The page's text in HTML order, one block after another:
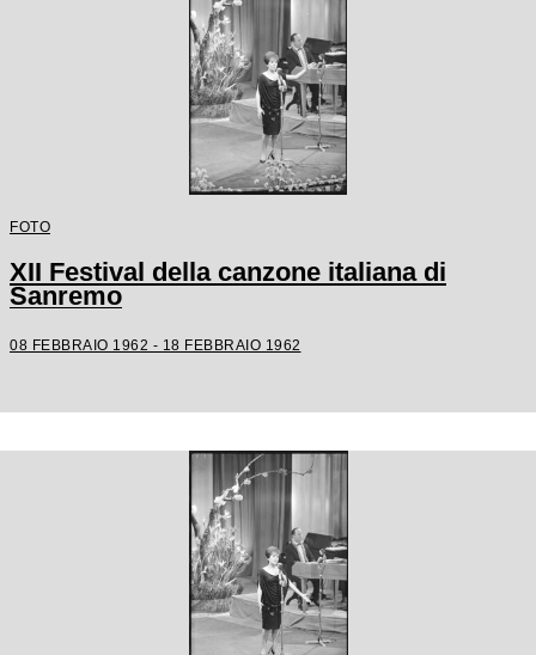
FOTO
XII Festival della canzone italiana di
Sanremo
08 FEBBRAIO 1962 - 18 FEBBRAIO 1962